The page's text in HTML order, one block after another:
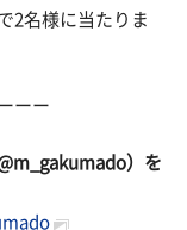
2名様に当たりま
ーー
）を